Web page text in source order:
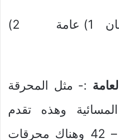
كانت المحرقات نوعان 1) عامة 2)
العامة :- مثل المحرقة
المسائية وهذه تقدم
يومياً خر 29 : 38 – 42 وهناك محرقات